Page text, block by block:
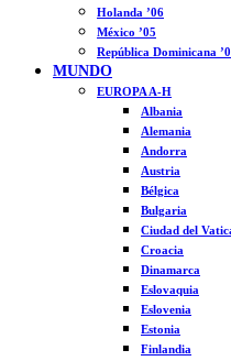
Holanda ’06
México ’05
República Dominicana
MUNDO
EUROPA A-H
Albania
Alemania
Andorra
Austria
Bélgica
Bulgaria
Ciudad del
Croacia
Dinamarca
Eslovaquia
Eslovenia
Estonia
Finlandia